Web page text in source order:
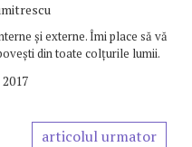
și externe. Îmi place să vă
din toate colțurile lumii.
articolul urmator